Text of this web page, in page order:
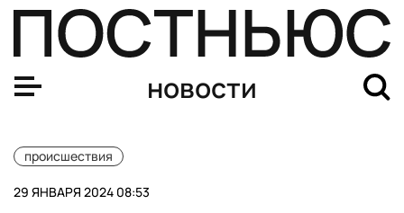
новости
происшествия
29 ЯНВАРЯ 2024 08:53
В Оренбургской области произошел взрыв на